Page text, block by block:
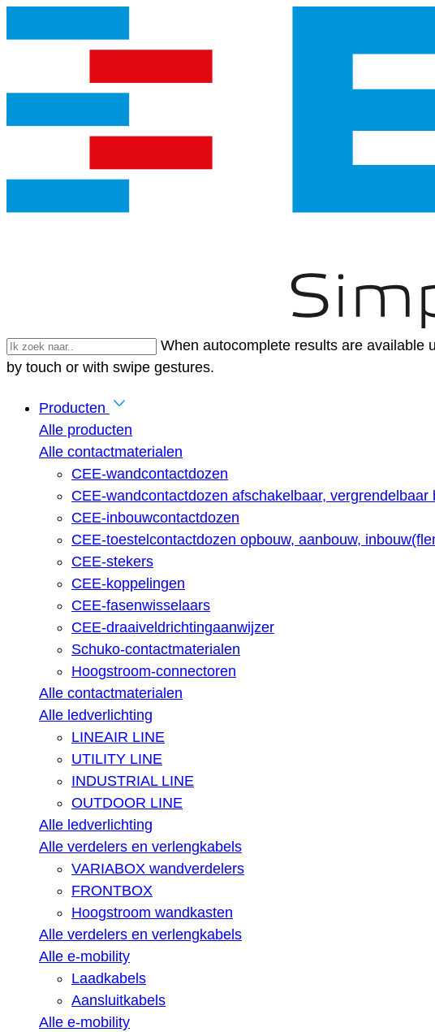
When autocomplete results are available
by touch or with swipe gestures.
Producten
Alle producten
Alle contactmaterialen
CEE-wandcontactdozen
CEE-wandcontactdozen afschakelbaar, vergrendelbaar
CEE-inbouwcontactdozen
CEE-toestelcontactdozen opbouw, aanbouw,
CEE-stekers
CEE-koppelingen
CEE-fasenwisselaars
CEE-draaiveldrichtingaanwijzer
Schuko-contactmaterialen
Hoogstroom-connectoren
Alle contactmaterialen
Alle ledverlichting
LINEAIR LINE
UTILITY LINE
INDUSTRIAL LINE
OUTDOOR LINE
Alle ledverlichting
Alle verdelers en verlengkabels
VARIABOX wandverdelers
FRONTBOX
Hoogstroom wandkasten
Alle verdelers en verlengkabels
Alle e-mobility
Laadkabels
Aansluitkabels
Alle e-mobility